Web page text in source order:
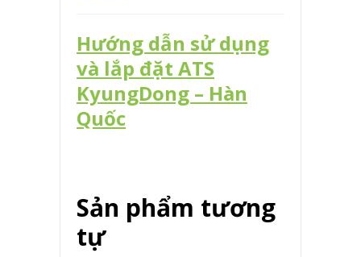
Hướng dẫn sử dụng
và lắp đặt ATS
KyungDong – Hàn
Quốc
Sản phẩm tương
tự